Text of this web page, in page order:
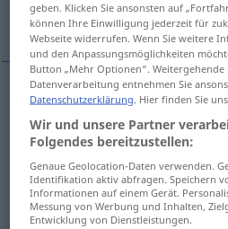
Lautstärke, Volumen
volume
Rauminhalt
geben. Klicken Sie ansonsten auf
können Ihre Einwilligung jederzeit für
Webseite widerrufen. Wenn Sie weitere
und den Anpassungsmöglichkeiten
Button „Mehr Optionen“. Weitergehende
Datenverarbeitung entnehmen Sie
Datenschutzerklärung. Hier finden Sie
Wir und unsere Partner
Folgendes bereitzustellen:
Genaue Geolocation-Daten verwenden.
Identifikation aktiv abfragen. Speichern
Informationen auf einem Gerät.
Messung von Werbung und Inhalten,
Entwicklung von Dienstleistungen.